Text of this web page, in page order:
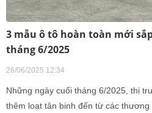
3 mẫu ô tô hoàn toàn mới
tháng 6/2025
26/06/2025 12:34
Những ngày cuối tháng 6/2025, thị
thêm loạt tân binh đến từ các